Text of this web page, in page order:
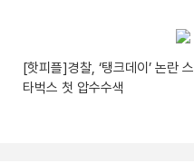
[핫피플]경찰, ‘탱크데이’ 논란 스
타벅스 첫 압수수색